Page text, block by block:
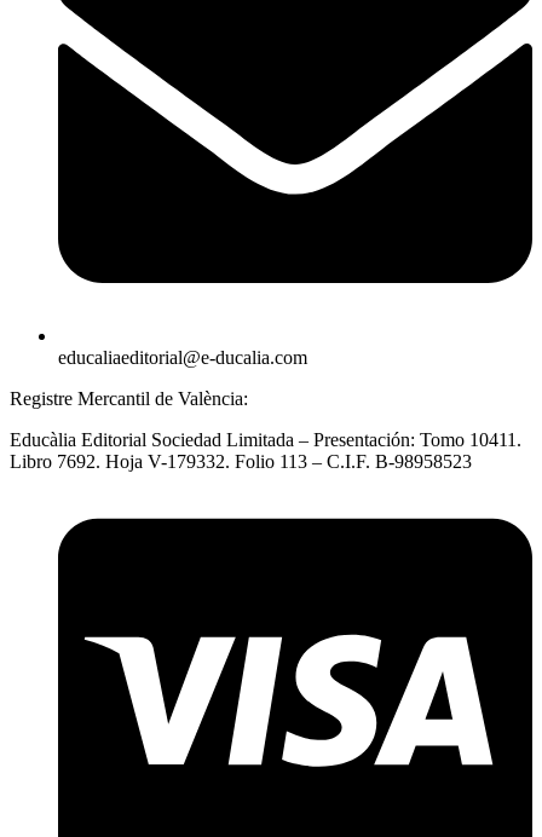
educaliaeditorial@e-ducalia.com
Registre Mercantil de València:
Educàlia Editorial Sociedad Limitada – Presentación: Tomo 10411.
Libro 7692. Hoja V-179332. Folio 113 – C.I.F. B-98958523